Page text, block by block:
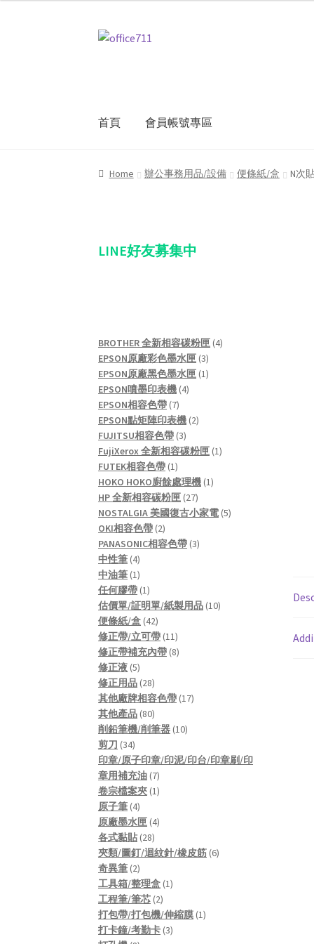
Skip
Skip
首頁 會員帳號專區
Home 我的帳號結帳聯絡我們 購物車 關於
Home 辦公事務用品/設備 便條紙/盒 N次
LINE好友募集中
BROTHER 全新相容碳粉匣 44
EPSON原廠彩色墨水匣 33
products
EPSON原廠黑色墨水匣 11
EPSON噴墨印表機 44
EPSON相容色帶 77
products
EPSON點矩陣印表機 22
FUJITSU相容色帶 33
products
FujiXerox 全新相容碳粉匣 11
FUTEK相容色帶 11
product
HOKO HOKO廚餘處理機 11
HP 全新相容碳粉匣 2727
products
NOSTALGIA 美國復古小家電 55
OKI相容色帶 22
products
PANASONIC相容色帶 33
中性筆 44
products
中油筆 11
product
任何膠帶 11
product
估價單/証明單/紙製用品 1010
便條紙/盒 4242
products
修正帶/立可帶 1111
products
修正帶補充內帶 88
修正液 55
products
修正用品 2828
products
其他廠牌相容色帶 1717
其他產品 8080
products
削鉛筆機/削筆器 1010
剪刀 3434
products
印章/原子印章/印泥/印台/印章刷/印
章用補充油 77
products
卷宗檔案夾 11
原子筆 44
products
原廠墨水匣 44
各式黏貼 2828
products
夾類/圖釘/迴紋針/橡皮筋 66
奇異筆 22
products
工具箱/整理盒 11
工程筆/筆芯 22
products
打包帶/打包機/伸縮膜 11
打卡鐘/考勤卡 33